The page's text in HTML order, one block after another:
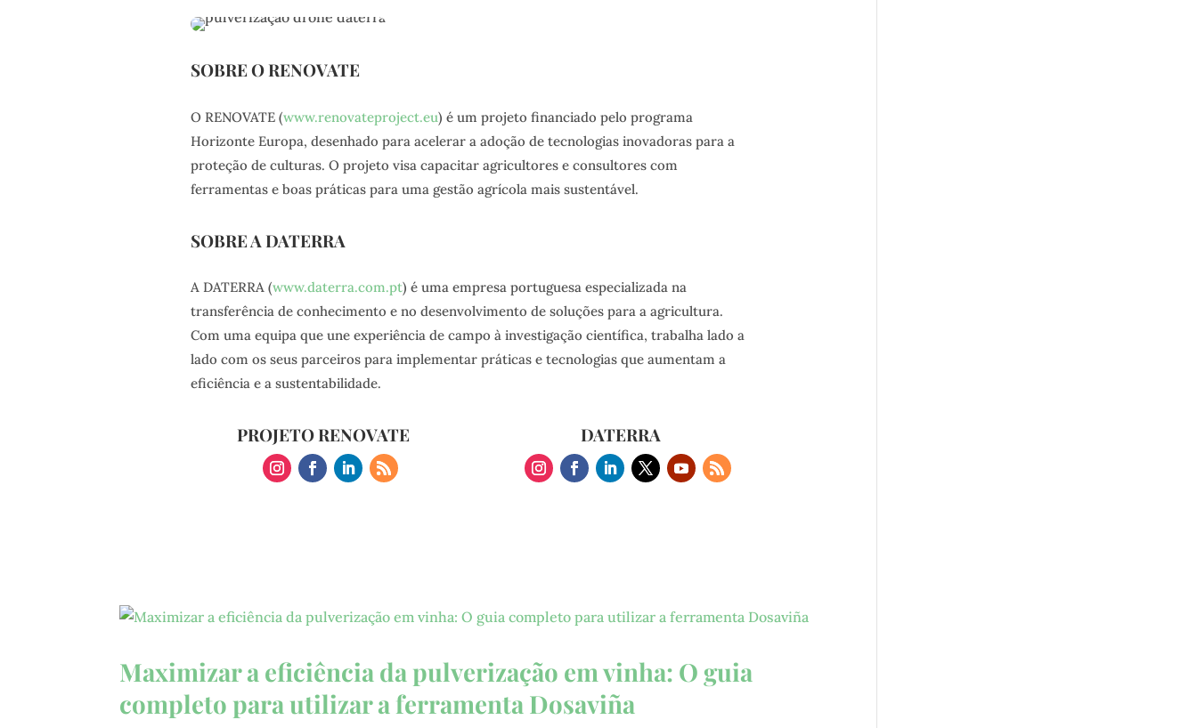
SOBRE O RENOVATE
O RENOVATE (www.renovateproject.eu) é um projeto financiado pelo programa
Horizonte Europa, desenhado para acelerar a adoção de tecnologias inovadoras para a
proteção de culturas. O projeto visa capacitar agricultores e consultores com
ferramentas e boas práticas para uma gestão agrícola mais sustentável.
SOBRE A DATERRA
A DATERRA (www.daterra.com.pt) é uma empresa portuguesa especializada na
transferência de conhecimento e no desenvolvimento de soluções para a agricultura.
Com uma equipa que une experiência de campo à investigação científica, trabalha lado a
lado com os seus parceiros para implementar práticas e tecnologias que aumentam a
eficiência e a sustentabilidade.
PROJETO RENOVATE DATERRA
Maximizar a eficiência da pulverização em vinha: O guia
completo para utilizar a ferramenta Dosaviña